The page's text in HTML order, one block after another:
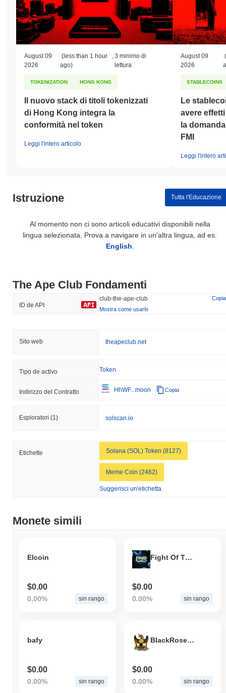
August 09
2026
(less than 1 hour
ago)
3 minimo di
lettura
TOKENIZATION HONG KONG
Il nuovo stack di titoli tokenizzati
di Hong Kong integra la
conformità nel token
Leggi l'intero articolo
August 09
2026
STABLECOINS
Le
avere
la
FMI
Leggi l'intero
Istruzione Tutta l'Educazione
Al momento non ci sono articoli educativi disponibili nella
lingua selezionata. Prova a navigare in un'altra lingua, ad es.
English
The Ape Club Fondamenti
ID de API
club-the-ape-club
Copia
Mostra come usarlo
Sito web theapeclub.net
Tipo de activo Token
Indirizzo del Contratto HhWF...moon Copia
Esploratori (1) solscan.io
Etichette Solana (SOL) Token (8127)
Meme Coin (2462)
Suggerisci un'etichetta
Monete simili
Elcoin
$0.00
0.00% sin rango
Fight Of The Ages
$0.00
0.00% sin rango
bafy
$0.00
0.00% sin rango
BlackRose Finance
$0.00
0.00% sin rango